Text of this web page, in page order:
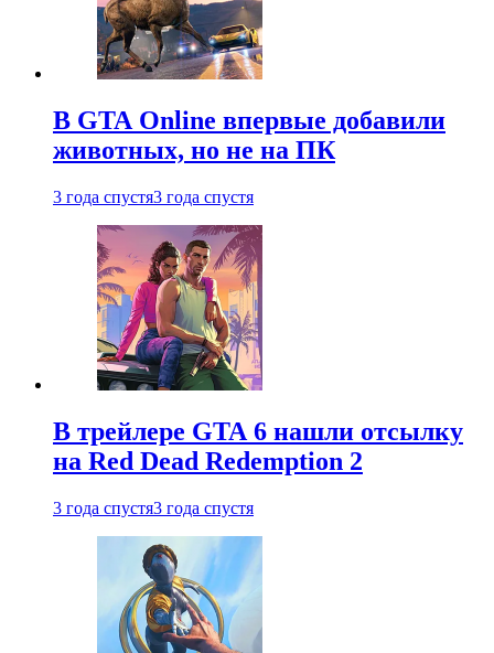
В GTA Online впервые добавили
животных, но не на ПК
3 года спустя3 года спустя
В трейлере GTA 6 нашли отсылку
на Red Dead Redemption 2
3 года спустя3 года спустя